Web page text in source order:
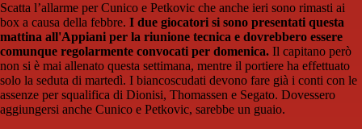
Scatta l’allarme per Cunico e Petkovic che anche ieri sono rimasti ai
box a causa della febbre. I due giocatori si sono presentati questa
mattina all'Appiani per la riunione tecnica e dovrebbero essere
comunque regolarmente convocati per domenica. Il capitano però
non si è mai allenato questa settimana, mentre il portiere ha effettuato
solo la seduta di martedì. I biancoscudati devono fare già i conti con le
assenze per squalifica di Dionisi, Thomassen e Segato. Dovessero
aggiungersi anche Cunico e Petkovic, sarebbe un guaio.